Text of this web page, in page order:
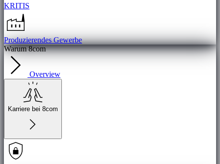
KRITIS
Produzierendes Gewerbe
Warum 8com
Overview
Karriere bei 8com